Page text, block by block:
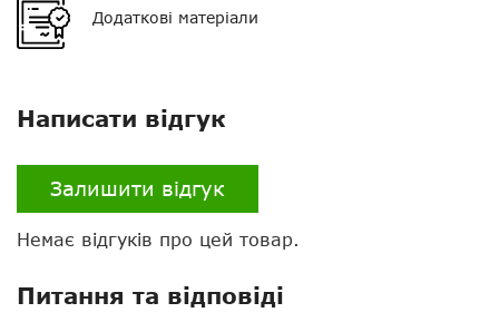
Додаткові матеріали
Написати відгук
Залишити відгук
Немає відгуків про цей товар.
Питання та відповіді